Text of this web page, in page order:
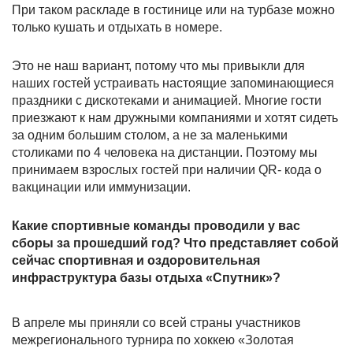
При таком раскладе в гостинице или на турбазе можно
только кушать и отдыхать в номере.
Это не наш вариант, потому что мы привыкли для
наших гостей устраивать настоящие запоминающиеся
праздники с дискотеками и анимацией. Многие гости
приезжают к нам дружными компаниями и хотят сидеть
за одним большим столом, а не за маленькими
столиками по 4 человека на дистанции. Поэтому мы
принимаем взрослых гостей при наличии QR- кода о
вакцинации или иммунизации.
Какие спортивные команды проводили у вас
сборы за прошедший год? Что представляет собой
сейчас спортивная и оздоровительная
инфраструктура базы отдыха «Спутник»?
В апреле мы приняли со всей страны участников
межрегионального турнира по хоккею «Золотая